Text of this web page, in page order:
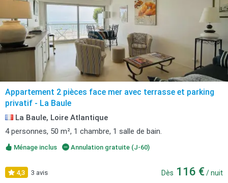
Appartement 2 pièces face mer avec terrasse et parking
privatif - La Baule
La Baule, Loire Atlantique
4 personnes, 50 m², 1 chambre, 1 salle de bain.
Ménage inclus Annulation gratuite (J-60)
4,3 3 avis Dès 116 € / nuit